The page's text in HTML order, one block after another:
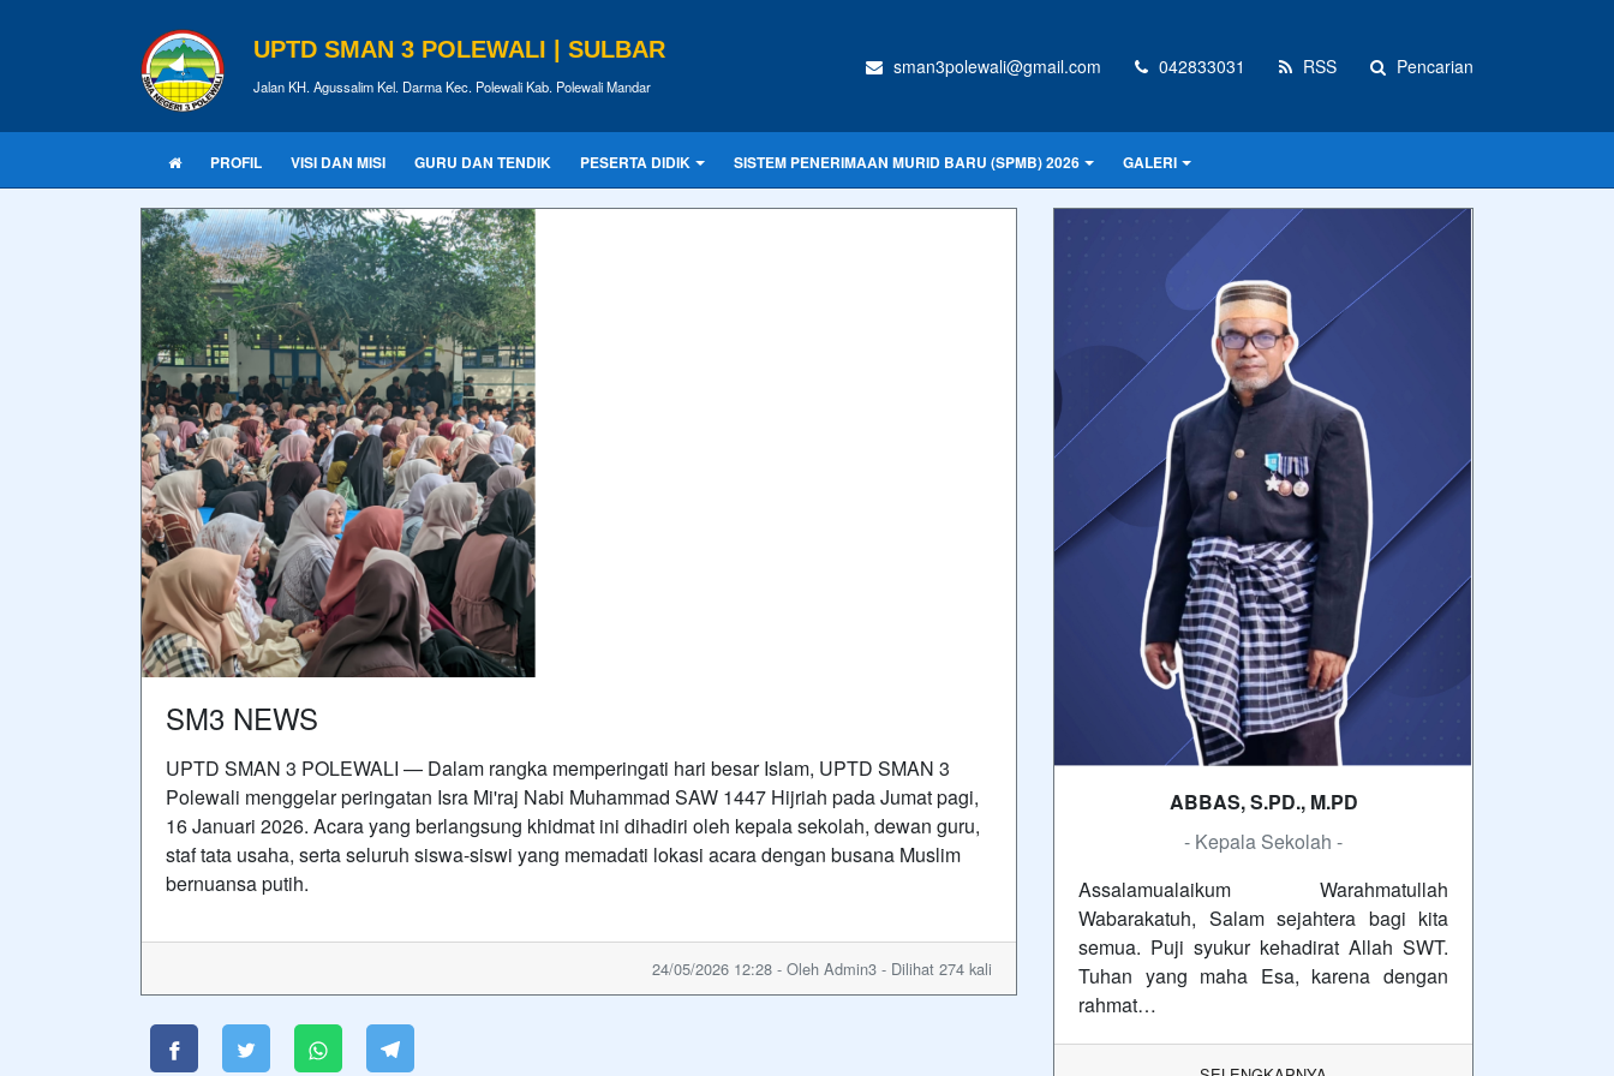
UPTD SMAN 3 POLEWALI | SULBAR
Jalan KH. Agussalim Kel. Darma Kec. Polewali Kab. Polewali Mandar
sman3polewali@gmail.com 042833031 RSS Pencarian
PROFIL VISI DAN MISI GURU DAN TENDIK PESERTA DIDIK SISTEM PENERIMAAN MURID BARU (SPMB) 2026 GALERI
SM3 NEWS
UPTD SMAN 3 POLEWALI — Dalam rangka memperingati hari besar Islam, UPTD SMAN 3
Polewali menggelar peringatan Isra Mi'raj Nabi Muhammad SAW 1447 Hijriah pada Jumat pagi,
16 Januari 2026. Acara yang berlangsung khidmat ini dihadiri oleh kepala sekolah, dewan guru,
staf tata usaha, serta seluruh siswa-siswi yang memadati lokasi acara dengan busana Muslim
bernuansa putih.
24/05/2026 12:28 - Oleh Admin3 - Dilihat 274 kali
ABBAS, S.PD., M.PD
- Kepala Sekolah -
Assalamualaikum Warahmatullah
Wabarakatuh, Salam sejahtera bagi kita
semua. Puji syukur kehadirat Allah SWT.
Tuhan yang maha Esa, karena dengan
rahmat…